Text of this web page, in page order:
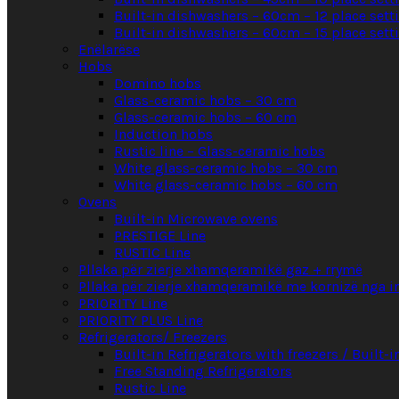
Built-in dishwashers – 60cm – 12 place
Built-in dishwashers – 60cm – 15 place
Enëlarëse
Hobs
Domino hobs
Glass-ceramic hobs – 30 cm
Glass-ceramic hobs – 60 cm
Induction hobs
Rustic line – Glass-ceramic hobs
White glass-ceramic hobs – 30 cm
White glass-ceramic hobs – 60 cm
Ovens
Built-in Microwave ovens
PRESTIGE Line
RUSTIC Line
Pllaka për zierje xhamqeramikë gaz + rrymë
Pllaka për zierje xhamqeramikë me kornizë nga
PRIORITY Line
PRIORITY PLUS Line
Refrigerators/ Freezers
Built-in Refrigerators with freezers / Built-
Free Standing Refrigerators
Rustic Line